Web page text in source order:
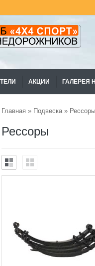
АКЦИИ ГАЛЕРЕЯ
Главная » Подвеска» Рессоры
Рессоры